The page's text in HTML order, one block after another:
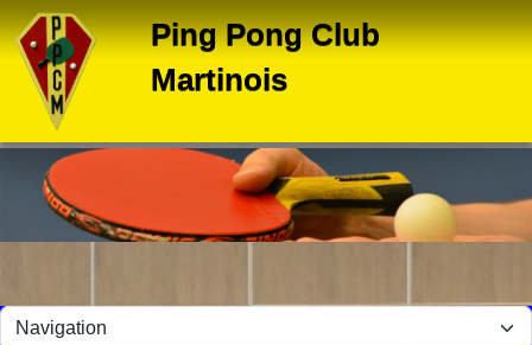
Ping Pong Club
Martinois
Panneau de gestion des cookies